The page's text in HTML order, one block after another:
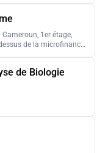
1er étage,
de la microfinance
de Biologie